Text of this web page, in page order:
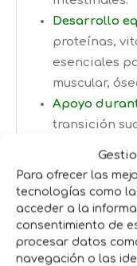
Para ofrecer las
tecnologías como
acceder a la
consentimiento de
procesar datos
navegación o las
Desarrollo
proteínas,
esenciales
muscular,
Apoyo
transición
Mejora la
Optimiza el
nutrientes
cabritos más